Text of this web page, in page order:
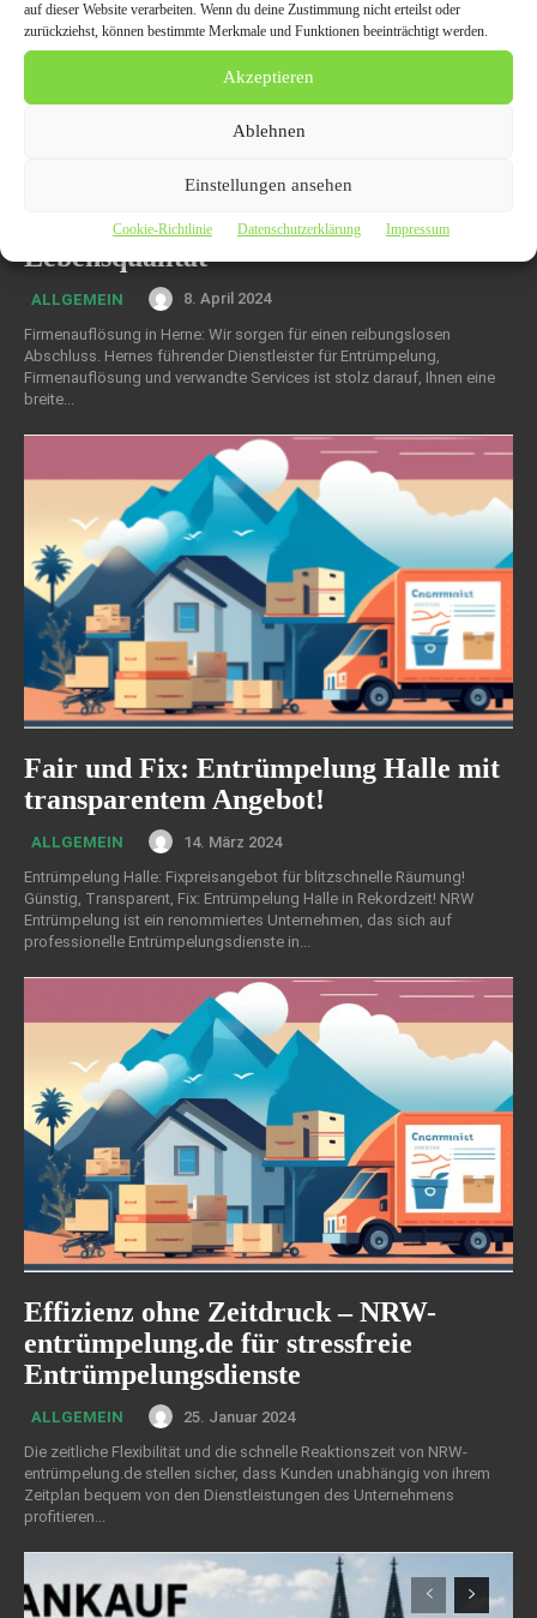
auf dieser Website verarbeiten. Wenn du deine Zustimmung nicht erteilst oder
zurückziehst, können bestimmte Merkmale und Funktionen beeinträchtigt werden.
Akzeptieren
Ablehnen
Einstellungen ansehen
Cookie-Richtlinie Datenschutzerklärung Impressum
Messie-Entrümpelungen Herne:
Kompetente Unterstützung für mehr
Lebensqualität
ALLGEMEIN
8. April 2024
Firmenauflösung in Herne: Wir sorgen für einen reibungslosen
Abschluss. Hernes führender Dienstleister für Entrümpelung,
Firmenauflösung und verwandte Services ist stolz darauf, Ihnen eine
breite...
Fair und Fix: Entrümpelung Halle mit
transparentem Angebot!
ALLGEMEIN
14. März 2024
Entrümpelung Halle: Fixpreisangebot für blitzschnelle Räumung!
Günstig, Transparent, Fix: Entrümpelung Halle in Rekordzeit! NRW
Entrümpelung ist ein renommiertes Unternehmen, das sich auf
professionelle Entrümpelungsdienste in...
Effizienz ohne Zeitdruck – NRW-
entrümpelung.de für stressfreie
Entrümpelungsdienste
ALLGEMEIN
25. Januar 2024
Die zeitliche Flexibilität und die schnelle Reaktionszeit von NRW-
entrümpelung.de stellen sicher, dass Kunden unabhängig von ihrem
Zeitplan bequem von den Dienstleistungen des Unternehmens
profitieren...